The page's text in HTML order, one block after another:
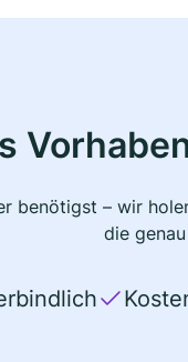
benötigst – wir
die